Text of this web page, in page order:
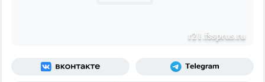
r21.fssprus.ru